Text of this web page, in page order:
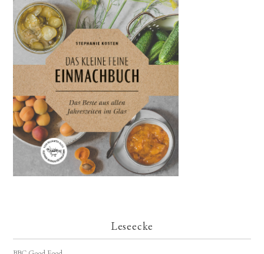
Leseecke